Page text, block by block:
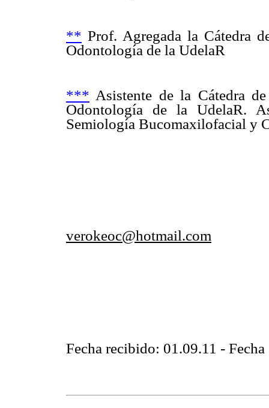
** Prof. Agregada la Cátedra
Odontología de la UdelaR
*** Asistente de la Cátedra
Odontología de la UdelaR.
Semiología Bucomaxilofacial y
verokeoc@hotmail.com
Fecha recibido: 01.09.11 -